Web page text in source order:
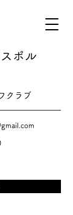
ポル
クラブ